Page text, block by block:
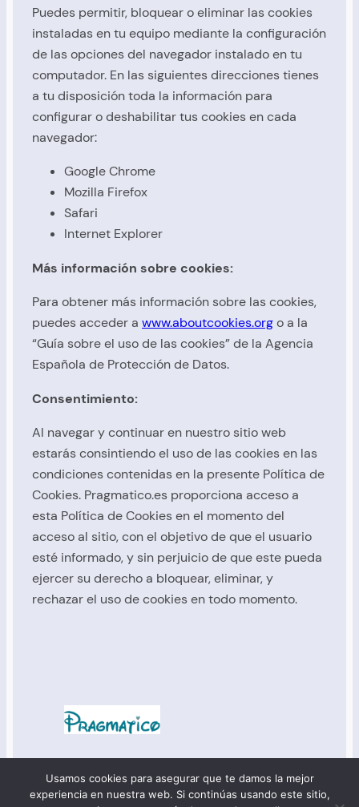
Puedes permitir, bloquear o eliminar las cookies
instaladas en tu equipo mediante la configuración
de las opciones del navegador instalado en tu
computador. En las siguientes direcciones tienes
a tu disposición toda la información para
configurar o deshabilitar tus cookies en cada
navegador:
Google Chrome
Mozilla Firefox
Safari
Internet Explorer
Más información sobre cookies:
Para obtener más información sobre las cookies,
puedes acceder a www.aboutcookies.orgo a la
“Guía sobre el uso de las cookies” de la Agencia
Española de Protección de Datos.
Consentimiento:
Al navegar y continuar en nuestro sitio web
estarás consintiendo el uso de las cookies en las
condiciones contenidas en la presente Política de
Cookies. Pragmatico.es proporciona acceso a
esta Política de Cookies en el momento del
acceso al sitio, con el objetivo de que el usuario
esté informado, y sin perjuicio de que este pueda
ejercer su derecho a bloquear, eliminar, y
rechazar el uso de cookies en todo momento.
lector::opina::comprende::política de privacidad::
política de cookies ::aviso legal::Pragmatico.es::
Usamos cookies para asegurar que te damos la mejor
experiencia en nuestra web. Si continúas usando este sitio,